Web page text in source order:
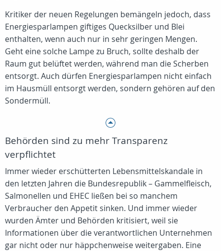
Kritiker der neuen Regelungen bemängeln jedoch, dass
Energiesparlampen giftiges Quecksilber und Blei
enthalten, wenn auch nur in sehr geringen Mengen.
Geht eine solche Lampe zu Bruch, sollte deshalb der
Raum gut belüftet werden, während man die Scherben
entsorgt. Auch dürfen Energiesparlampen nicht einfach
im Hausmüll entsorgt werden, sondern gehören auf den
Sondermüll.
Behörden sind zu mehr Transparenz
verpflichtet
Immer wieder erschütterten Lebensmittelskandale in
den letzten Jahren die Bundesrepublik – Gammelfleisch,
Salmonellen und EHEC ließen bei so manchem
Verbraucher den Appetit sinken. Und immer wieder
wurden Ämter und Behörden kritisiert, weil sie
Informationen über die verantwortlichen Unternehmen
gar nicht oder nur häppchenweise weitergaben. Eine